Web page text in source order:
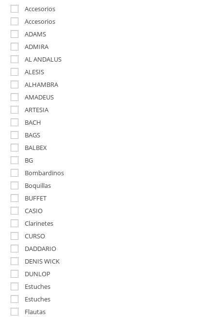
Accesorios
Accesorios
ADAMS
ADMIRA
AL ANDALUS
ALESIS
ALHAMBRA
AMADEUS
ARTESIA
BACH
BAGS
BALBEX
BG
Bombardinos
Boquillas
BUFFET
CASIO
Clarinetes
CURSO
DADDARIO
DENIS WICK
DUNLOP
Estuches
Estuches
Flautas